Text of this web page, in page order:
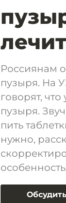
Россиянам
пузыря. На
говорят,
пузыря.
пить
нужно,